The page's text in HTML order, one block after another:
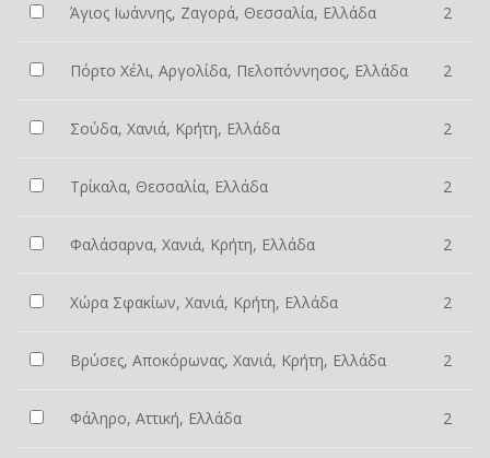
Άγιος Ιωάννης, Ζαγορά, Θεσσαλία, Ελλάδα 2
Πόρτο Χέλι, Αργολίδα, Πελοπόννησος, Ελλάδα 2
Σούδα, Χανιά, Κρήτη, Ελλάδα 2
Τρίκαλα, Θεσσαλία, Ελλάδα 2
Φαλάσαρνα, Χανιά, Κρήτη, Ελλάδα 2
Χώρα Σφακίων, Χανιά, Κρήτη, Ελλάδα 2
Βρύσες, Αποκόρωνας, Χανιά, Κρήτη, Ελλάδα 2
Φάληρο, Αττική, Ελλάδα 2